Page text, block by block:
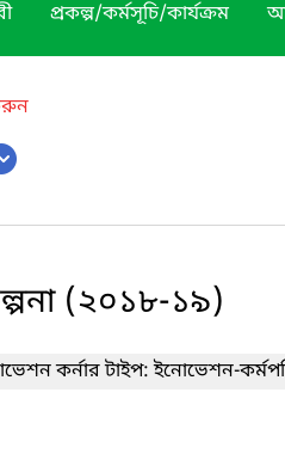
প্রকল্প/কর্মসূচি/কার্যক্রম
(২০১৮-১৯)
কর্নার টাইপ: ইনোভেশন-